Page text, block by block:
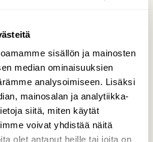
sisällön ja mainosten
median ominaisuuksien
analysoimiseen. Lisäksi
mainosalan ja analytiikka-
siitä, miten käytät
voivat yhdistää näitä
olet antanut heille tai joita on
€! (norm. 12,90 €)